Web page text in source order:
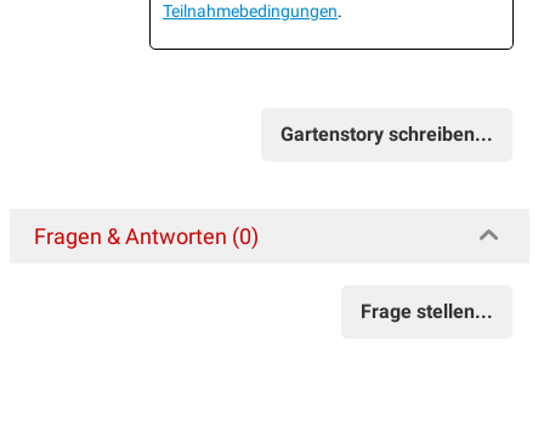
Teilnahmebedingungen.
Gartenstory schreiben...
Fragen & Antworten (0)
Frage stellen...